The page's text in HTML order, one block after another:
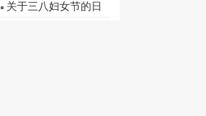
关于三八妇女节的日